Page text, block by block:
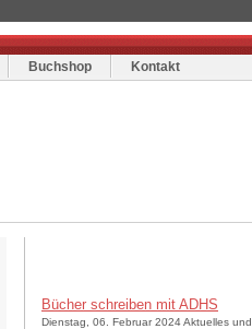
Buchshop Kontakt
Bücher schreiben mit ADHS
Dienstag, 06. Februar 2024 Aktuelles und